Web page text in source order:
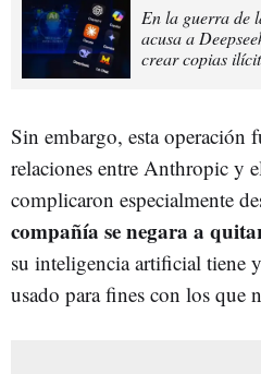
En la guerra de
acusa a
crear copias
Sin embargo, esta operación
relaciones entre Anthropic y
complicaron especialmente
compañía se negara a
su inteligencia artificial tiene
usado para fines con los que